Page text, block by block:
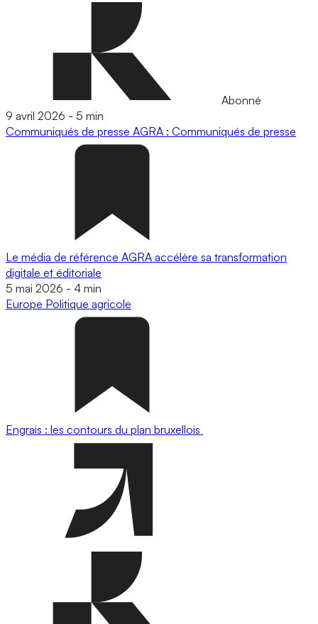
Abonné
9 avril 2026 - 5 min
Communiqués de presse AGRA : Communiqués de presse
Le média de référence AGRA accélère sa transformation
digitale et éditoriale
5 mai 2026 - 4 min
Europe Politique agricole
Engrais : les contours du plan bruxellois